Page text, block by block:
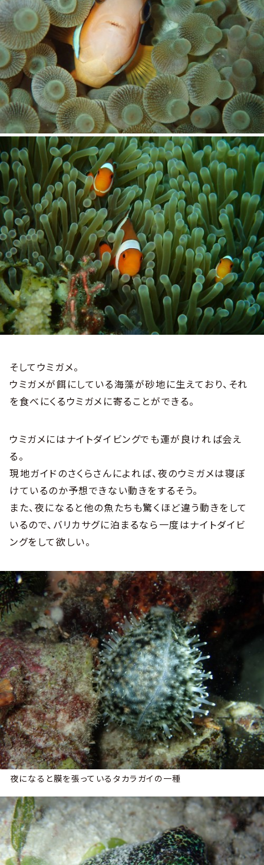
そしてウミガメ。
ウミガメが餌にしている海藻が砂地に生えており、それ
を食べにくるウミガメに寄ることができる。
ウミガメにはナイトダイビングでも運が良ければ会え
る。
現地ガイドのさくらさんによれば、夜のウミガメは寝ぼ
けているのか予想できない動きをするそう。
また、夜になると他の魚たちも驚くほど違う動きをして
いるので、バリカサグに泊まるなら一度はナイトダイビ
ングをして欲しい。
夜になると膜を張っているタカラガイの一種